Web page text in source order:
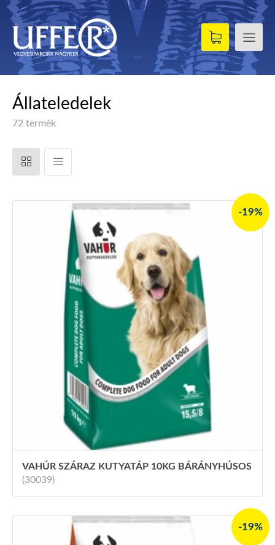
Állateledelek
72 termék
-19%
VAHÚR SZÁRAZ KUTYATÁP 10KG BÁRÁNYHÚSOS
(30039)
-19%